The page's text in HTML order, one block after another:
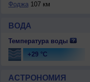
Фоджа107 км
ВОДА
Температура воды
+29 °C
АСТРОНОМИЯ